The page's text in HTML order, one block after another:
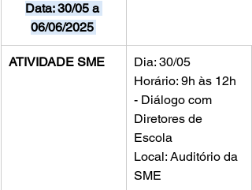
Data: 30/05 a
06/06/2025
ATIVIDADE SME
Dia: 30/05
Horário: 9h às 12h
- Diálogo com
Diretores de
Escola
Local: Auditório da
SME